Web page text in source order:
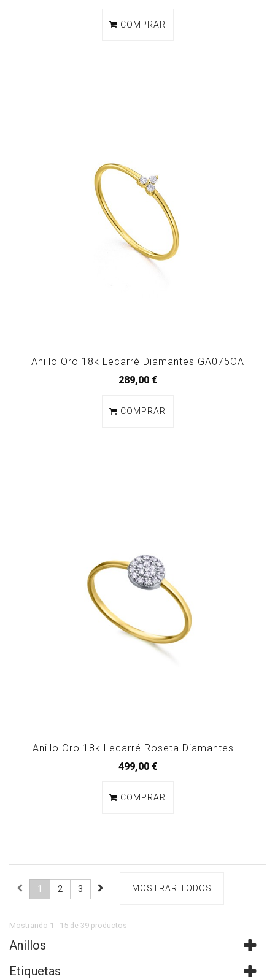
COMPRAR
Anillo Oro 18k Lecarré Diamantes GA075OA
289,00 €
COMPRAR
Anillo Oro 18k Lecarré Roseta Diamantes...
499,00 €
COMPRAR
MOSTRAR TODOS
1 2 3
Mostrando 1 - 15 de 39 productos
Anillos
Etiquetas